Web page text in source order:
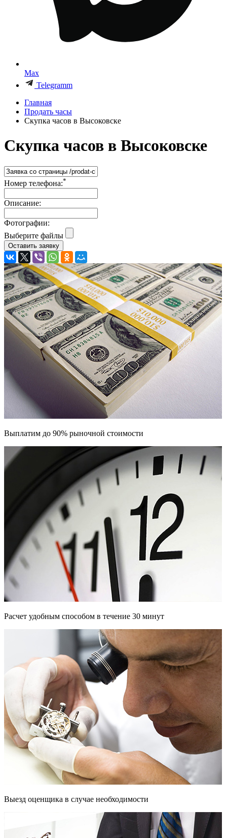
Max
Telegramm
Главная
Продать часы
Скупка часов в Высоковске
Скупка часов в Высоковске
Номер телефона:*
Описание:
Фотографии:
Выберите файлы
Выплатим до 90% рыночной стоимости
Расчет удобным способом в течение 30 минут
Выезд оценщика в случае необходимости